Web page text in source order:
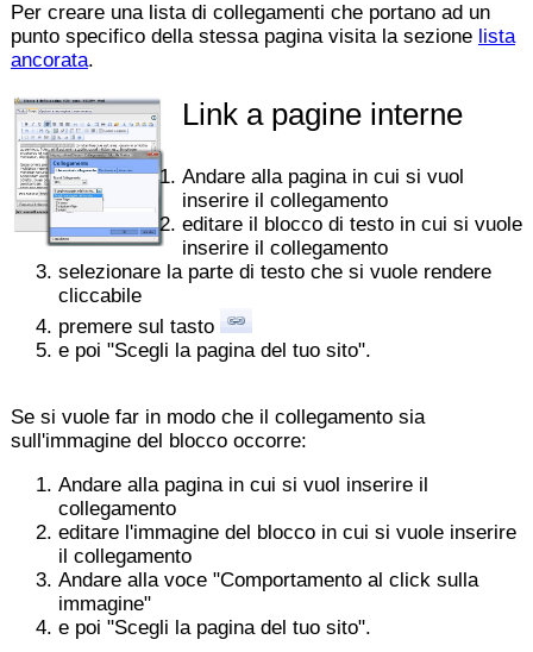
Per creare una lista di collegamenti che portano ad un
punto specifico della stessa pagina visita la sezione lista
ancorata.
Link a pagine interne
Andare alla pagina in cui si vuol
inserire il collegamento
editare il blocco di testo in cui si vuole
inserire il collegamento
selezionare la parte di testo che si vuole rendere
cliccabile
premere sul tasto
e poi "Scegli la pagina del tuo sito".
Se si vuole far in modo che il collegamento sia
sull'immagine del blocco occorre:
Andare alla pagina in cui si vuol inserire il
collegamento
editare l'immagine del blocco in cui si vuole inserire
il collegamento
Andare alla voce "Comportamento al click sulla
immagine"
e poi "Scegli la pagina del tuo sito".